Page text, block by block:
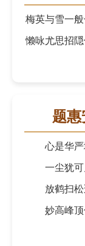
梅英与雪一般
懒咏尤思招隠
题
心是华严
一尘犹可
放鹤扫松
妙高峰顶